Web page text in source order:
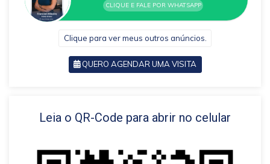
CLIQUE E FALE POR WHATSAPP
Clique para ver meus outros anúncios.
QUERO AGENDAR UMA VISITA
VOLTAR
Leia o QR-Code para abrir no celular